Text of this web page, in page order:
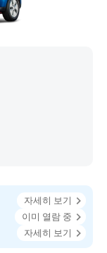
자세히 보기
이미 열람 중
자세히 보기